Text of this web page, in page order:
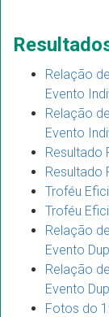
Relação
Evento
Relação
Evento
Resultado
Resultado
Troféu
Troféu
Relação
Evento
Relação
Evento
Fotos do